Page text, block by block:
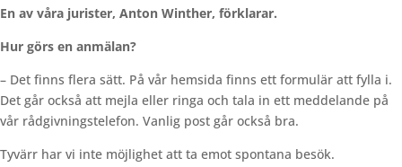
En av våra jurister, Anton Winther, förklarar.
Hur görs en anmälan?
– Det finns flera sätt. På vår hemsida finns ett formulär att fylla i.
Det går också att mejla eller ringa och tala in ett meddelande på
vår rådgivningstelefon. Vanlig post går också bra.
Tyvärr har vi inte möjlighet att ta emot spontana besök.